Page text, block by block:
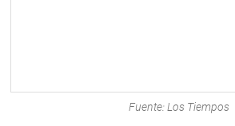
Fuente: Los Tiempos